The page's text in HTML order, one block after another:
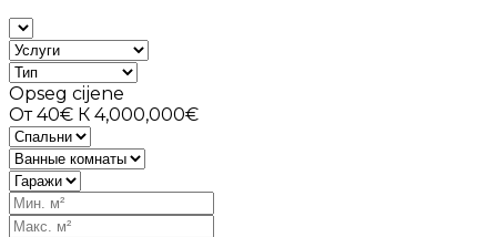
Opseg cijene
От40€ К 4,000,000€